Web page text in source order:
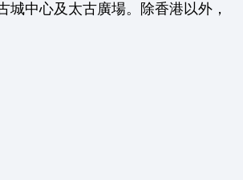
中心及太古廣場。除香港以外，